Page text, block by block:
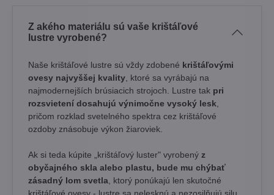
Z akého materiálu sú vaše krištáľové
lustre vyrobené?
Naše krištáľové lustre sú vždy zdobené krištáľovými
ovesy najvyššej kvality , ktoré sa vyrábajú na
najmodernejších brúsiacich strojoch. Lustre tak pri
rozsvietení dosahujú výnimočne vysoký lesk
pričom rozklad svetelného spektra cez krištáľové
ozdoby znásobuje výkon žiaroviek.
Ak si teda kúpite „krištáľový luster" vyrobený z
obyčajného skla alebo plastu, bude mu chýbať
zásadný lom svetla , ktorý ponúkajú len skutočné
krištáľové ovesy - lustre sa nelesknú a nezosilňujú silu